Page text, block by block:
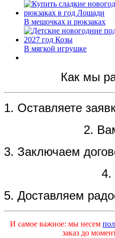
В мешочках и рюкзаках
В мягкой игрушке
Как мы
1. Оставляете
2.
3. Заключаем
4.
5. Доставляем
И самое важное: мы несем
заказ до